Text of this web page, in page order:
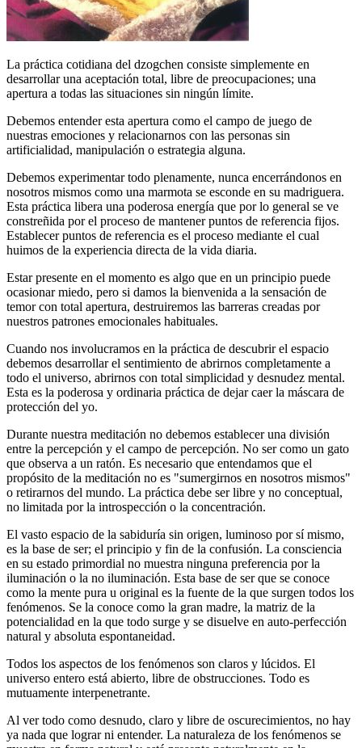
La práctica cotidiana del dzogchen consiste simplemente en
desarrollar una aceptación total, libre de preocupaciones; una
apertura a todas las situaciones sin ningún límite.
Debemos entender esta apertura como el campo de juego de
nuestras emociones y relacionarnos con las personas sin
artificialidad, manipulación o estrategia alguna.
Debemos experimentar todo plenamente, nunca encerrándonos en
nosotros mismos como una marmota se esconde en su madriguera.
Esta práctica libera una poderosa energía que por lo general se ve
constreñida por el proceso de mantener puntos de referencia fijos.
Establecer puntos de referencia es el proceso mediante el cual
huimos de la experiencia directa de la vida diaria.
Estar presente en el momento es algo que en un principio puede
ocasionar miedo, pero si damos la bienvenida a la sensación de
temor con total apertura, destruiremos las barreras creadas por
nuestros patrones emocionales habituales.
Cuando nos involucramos en la práctica de descubrir el espacio
debemos desarrollar el sentimiento de abrirnos completamente a
todo el universo, abrirnos con total simplicidad y desnudez mental.
Esta es la poderosa y ordinaria práctica de dejar caer la máscara de
protección del yo.
Durante nuestra meditación no debemos establecer una división
entre la percepción y el campo de percepción. No ser como un gato
que observa a un ratón. Es necesario que entendamos que el
propósito de la meditación no es "sumergirnos en nosotros mismos"
o retirarnos del mundo. La práctica debe ser libre y no conceptual,
no limitada por la introspección o la concentración.
El vasto espacio de la sabiduría sin origen, luminoso por sí mismo,
es la base de ser; el principio y fin de la confusión. La consciencia
en su estado primordial no muestra ninguna preferencia por la
iluminación o la no iluminación. Esta base de ser que se conoce
como la mente pura u original es la fuente de la que surgen todos los
fenómenos. Se la conoce como la gran madre, la matriz de la
potencialidad en la que todo surge y se disuelve en auto-perfección
natural y absoluta espontaneidad.
Todos los aspectos de los fenómenos son claros y lúcidos. El
universo entero está abierto, libre de obstrucciones. Todo es
mutuamente interpenetrante.
Al ver todo como desnudo, claro y libre de oscurecimientos, no hay
ya nada que lograr ni entender. La naturaleza de los fenómenos se